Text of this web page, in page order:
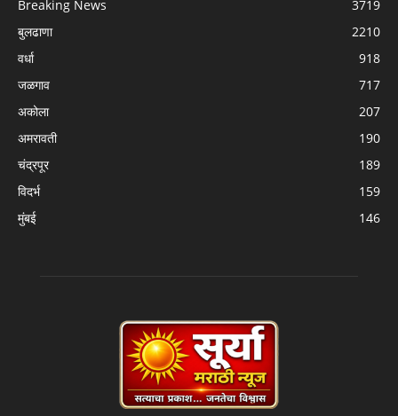
Breaking News
3719
बुलढाणा
2210
वर्धा
918
जळगाव
717
अकोला
207
अमरावती
190
चंद्रपूर
189
विदर्भ
159
मुंबई
146